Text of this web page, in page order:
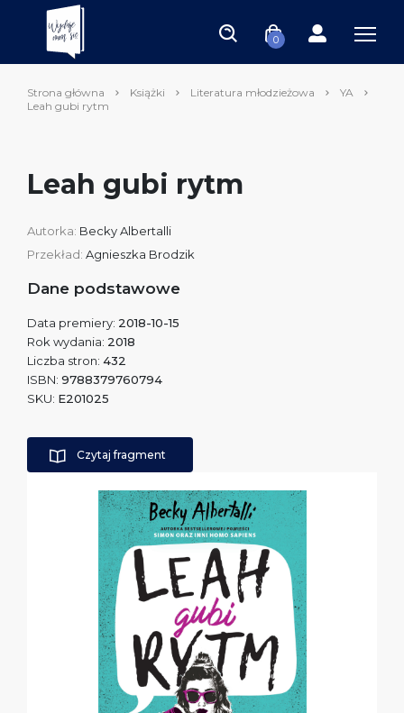
0
Strona główna Książki Literatura młodzieżowa
YA
Leah gubi rytm
Leah gubi rytm
Autorka: Becky Albertalli
Przekład: Agnieszka Brodzik
Dane podstawowe
Data premiery: 2018-10-15
Rok wydania: 2018
Liczba stron: 432
ISBN: 9788379760794
SKU: E201025
Czytaj fragment